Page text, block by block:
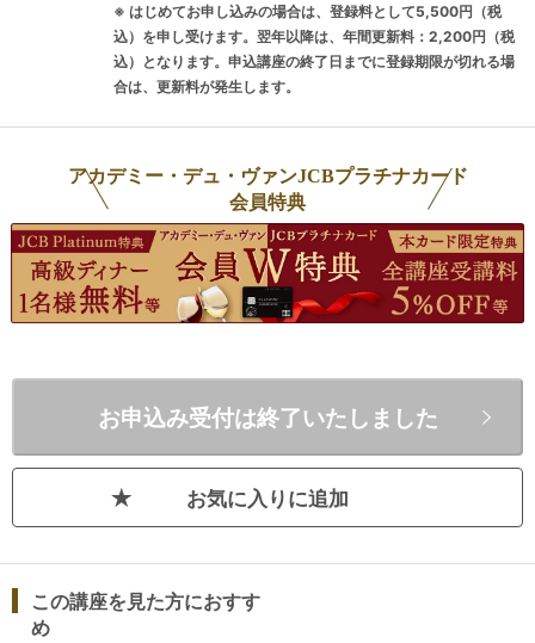
スに卓越したソムリエの育成を行って
いる。グルメサイト、ワイン専門誌の
ライターやテイスターとしても活躍
SALON Face Book：林麻由美のペー
ジinstagram：
https://www.instagram.com/mayumi_
wine/ アメブロ：幸せワインの達人講
座♪@東京・青山■「空の上のソムリエ
として、世界中の食卓外交を体験」私
がソムリエの資格を取ったのは1995
らなかった時代です。未知の世界に憧
れて国際線の乗務員になり、初めて出
会う人々と、世界中の美味しい食事と
ワインを分かち合いました。ワインと
料理には相性があり、適切に選べば、
インを聞かれたときによくわからなか
※ はじめてお申し込みの場合は、登録料として5,500円（税
込）を申し受けます。翌年以降は、年間更新料：2,200円（税
込）となります。申込講座の終了日までに登録期限が切れる場
合は、更新料が発生します。
アカデミー・デュ・ヴァンJCBプラチナカード
会員特典
お気に入りに追加
お申込み受付は終了いたしました
この講座を見た方におすす
め